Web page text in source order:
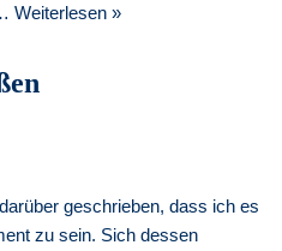
Weiterlesen »
geschrieben, dass ich es
zu sein. Sich dessen